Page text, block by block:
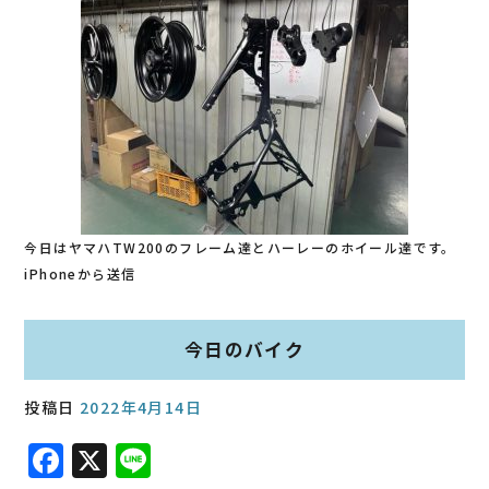
今日はヤマハTW200のフレーム達とハーレーのホイール達です。
iPhoneから送信
今日のバイク
投稿日 2022年4月14日
F X